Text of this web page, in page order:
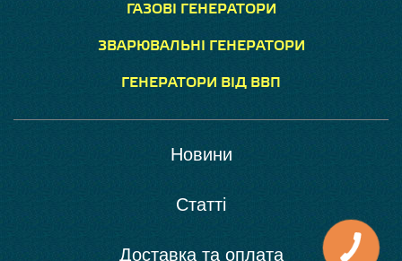
ГАЗОВІ ГЕНЕРАТОРИ
ЗВАРЮВАЛЬНІ ГЕНЕРАТОРИ
ГЕНЕРАТОРИ ВІД ВВП
Новини
Статті
Доставка та оплата